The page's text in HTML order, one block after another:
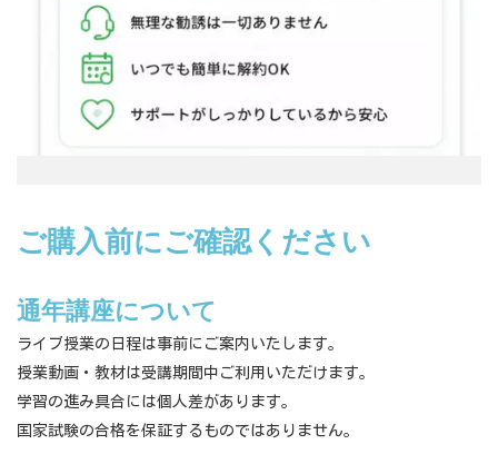
ご購入前にご確認ください
通年講座について
ライブ授業の日程は事前にご案内いたします。
授業動画・教材は受講期間中ご利用いただけます。
学習の進み具合には個人差があります。
国家試験の合格を保証するものではありません。